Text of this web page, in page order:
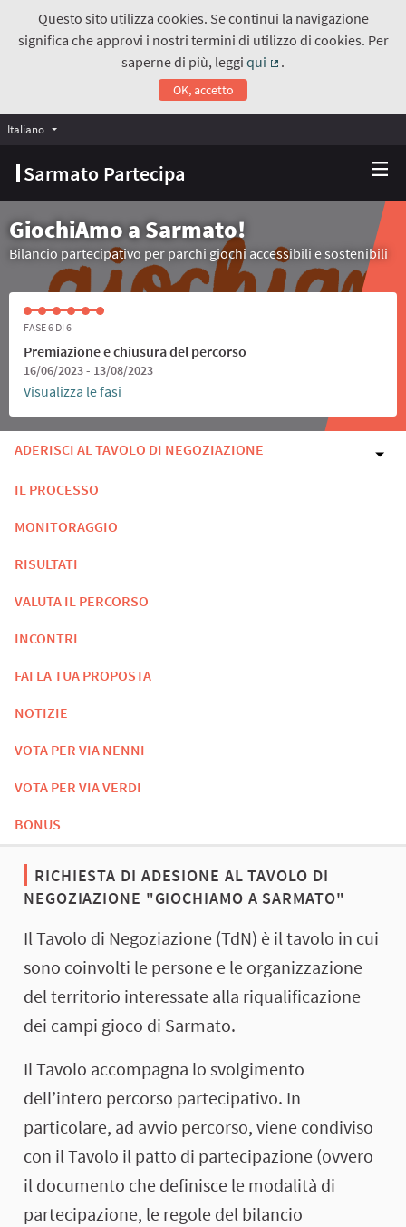
Questo sito utilizza cookies. Se continui la navigazione
significa che approvi i nostri termini di utilizzo di cookies. Per
saperne di più, leggiqui
.
OK, accetto
Sarmato Partecipa
Italiano Choose language
GiochiAmo a Sarmato!
Bilancio partecipativo per parchi giochi accessibili e sostenibili
FASE 6 DI 6
Premiazione e chiusura del percorso
16/06/2023 - 13/08/2023
Visualizza le fasi
ADERISCI AL TAVOLO DI NEGOZIAZIONE
IL PROCESSO
MONITORAGGIO
RISULTATI
VALUTA IL PERCORSO
INCONTRI
FAI LA TUA PROPOSTA
NOTIZIE
VOTA PER VIA NENNI
VOTA PER VIA VERDI
BONUS
RICHIESTA DI ADESIONE AL TAVOLO DI
NEGOZIAZIONE "GIOCHIAMO A SARMATO"
Il Tavolo di Negoziazione (TdN) è il tavolo in cui
sono coinvolti le persone e le organizzazione
del territorio interessate alla riqualificazione
dei campi gioco di Sarmato.
Il Tavolo accompagna lo svolgimento
dell’intero percorso partecipativo. In
particolare, ad avvio percorso, viene condiviso
con il Tavolo il patto di partecipazione (ovvero
il documento che definisce le modalità di
partecipazione, le regole del bilancio